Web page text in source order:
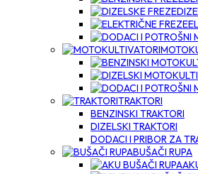
TRAKTORI
BENZINSKI TRAKTORI
DIZELSKI TRAKTORI
DODACI I PRIBOR ZA
BUŠAČI RUPA